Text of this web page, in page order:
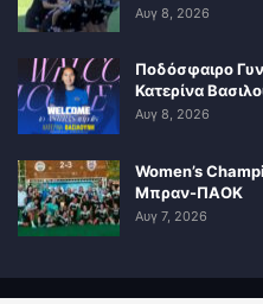
Αυγ 8, 2026
Ποδόσφαιρο
Κατερίνα
Αυγ 8, 2026
Women’s
Μπραν-ΠΑΟΚ
Αυγ 7, 2026